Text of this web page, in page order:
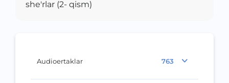
Audioertaklar 763
she'rlar (2- qism)